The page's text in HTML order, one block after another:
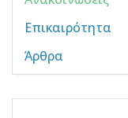
Επικαιρότητα
Άρθρα